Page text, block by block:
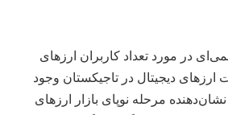
آمار رسمی‌ای در مورد تعداد کاربران ارزهای
ارزهای دیجیتال در تاجیکستان وجود
نشان‌دهنده مرحله نوپای بازار ارزهای